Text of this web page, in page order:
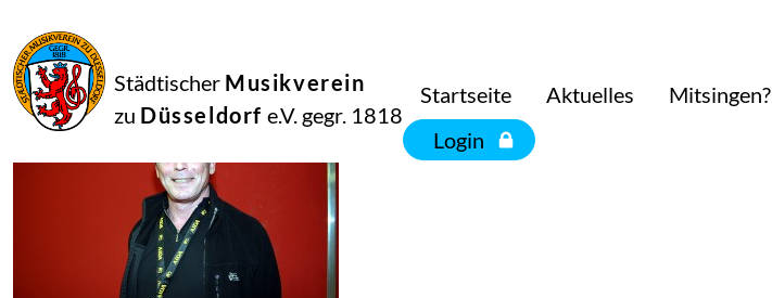
Städtischer Musikverein
zu Düsseldorf e.V. gegr. 1818
Startseite Aktuelles Mitsingen?
Login
September
2014
Manfred Hill
3051